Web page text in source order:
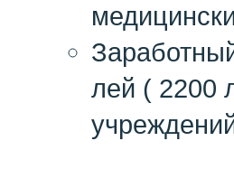
лей ( 2200